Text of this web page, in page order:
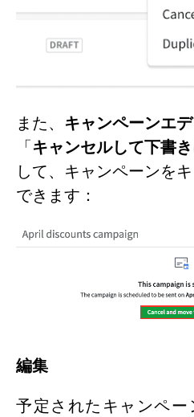
また、 キャンペーンエ
「キャンセルして下書
して、キャンペーンを
できます：
編集
予定されたキャンペ